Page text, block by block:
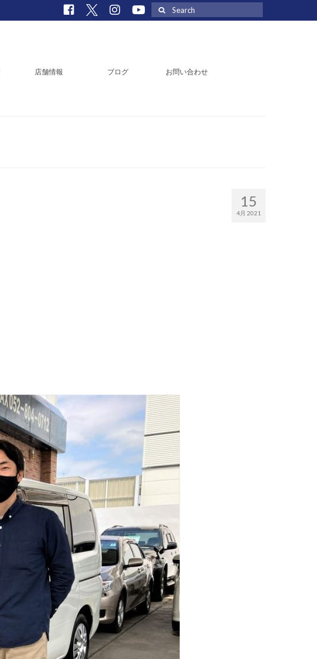
Search
for:
店舗情報 ブログ お問い合わせ
15
4月 2021